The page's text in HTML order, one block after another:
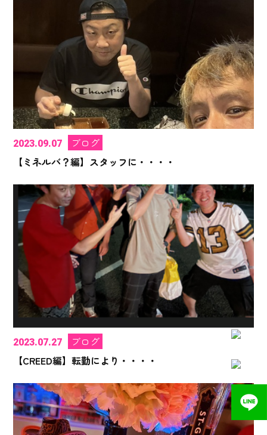
2023.09.07
ブログ
【ミネルバ？編】スタッフに・・・・
2023.07.27
ブログ
【CREED編】転勤により・・・・